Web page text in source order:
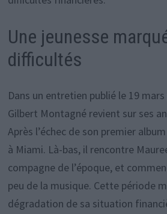
Une jeunesse
difficultés
Dans un entretien publié le 19
Gilbert Montagné revient sur ses
Après l’échec de son premier
à Miami. Là-bas, il rencontre
compagne de l’époque, et
peu de la musique. Cette période
dégradation de sa situation